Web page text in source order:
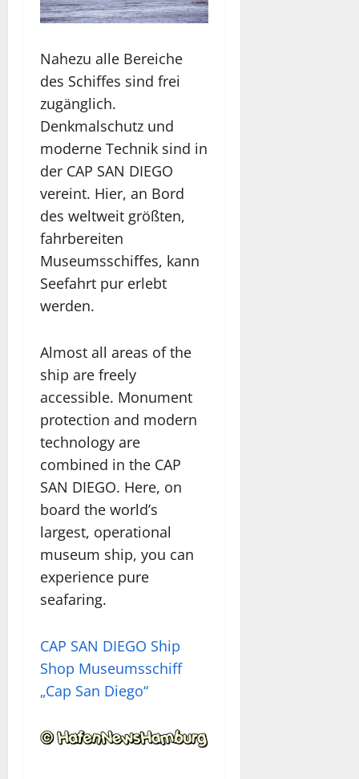
Nahezu alle Bereiche
des Schiffes sind frei
zugänglich.
Denkmalschutz und
moderne Technik sind in
der CAP SAN DIEGO
vereint. Hier, an Bord
des weltweit größten,
fahrbereiten
Museumsschiffes, kann
Seefahrt pur erlebt
werden.
Almost all areas of the
ship are freely
accessible. Monument
protection and modern
technology are
combined in the CAP
SAN DIEGO. Here, on
board the world’s
largest, operational
museum ship, you can
experience pure
seafaring.
CAP SAN DIEGO Ship
Shop Museumsschiff
„Cap San Diego“